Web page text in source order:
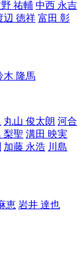
祐輔 中西 永吉
辺 徳祥 富田 彰
木 隆馬
丸山 俊太朗 河合
梨聖 溝田 映実
加藤 永浩 川島
恵 岩井 達也